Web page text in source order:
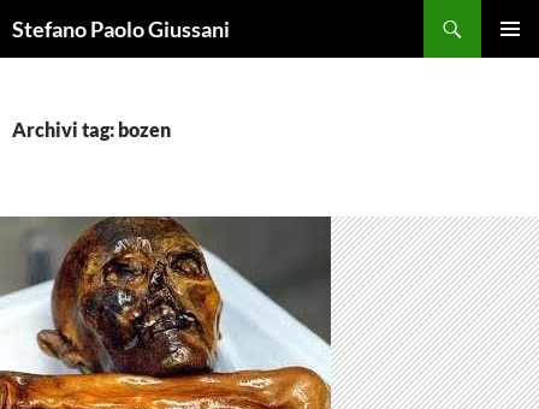
alStefano Paolo Giussani
Archivi tag: bozen